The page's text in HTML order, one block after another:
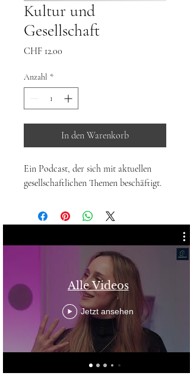
Kultur und
Gesellschaft
CHF 12.00
Anzahl *
In den Warenkorb
Ein Podcast, der sich mit aktuellen
gesellschaftlichen Themen beschäftigt.
Alle Videos
Jetzt ansehen